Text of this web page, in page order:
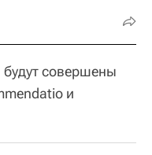
совершены
и